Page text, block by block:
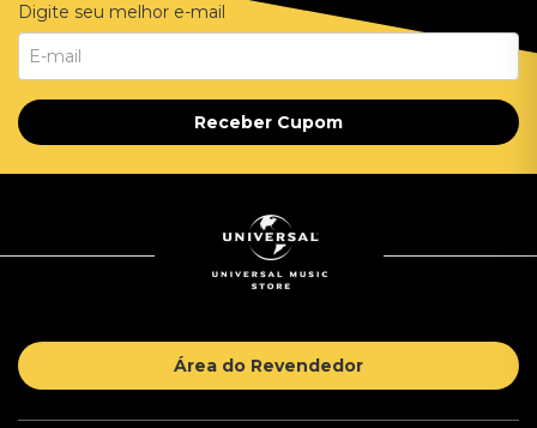
Digite seu melhor e-mail
Receber Cupom
Área do Revendedor